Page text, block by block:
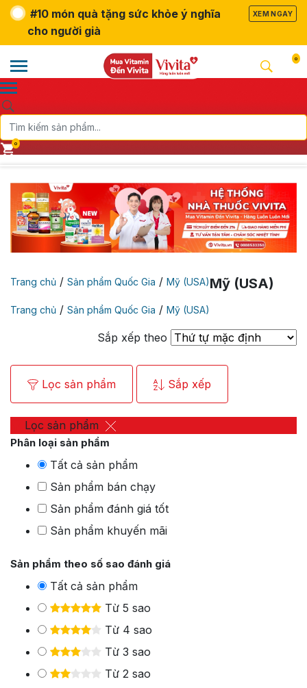
#10 món quà tặng sức khỏe ý nghĩa
cho người già
XEM NGAY
0
0
Trang chủ / Sản phẩm Quốc Gia / Mỹ (USA)Mỹ (USA)
Trang chủ / Sản phẩm Quốc Gia / Mỹ (USA)
Sắp xếp theo
Lọc sản phẩm Sắp xếp
Lọc sản phẩm
Phân loại sản phẩm
Tất cả sản phẩm
Sản phẩm bán chạy
Sản phẩm đánh giá tốt
Sản phẩm khuyến mãi
Sản phẩm theo số sao đánh giá
Tất cả sản phẩm
Từ 5 sao
Từ 4 sao
Từ 3 sao
Từ 2 sao